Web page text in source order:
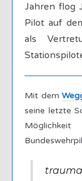
Jahren flog
Pilot auf
als
Mit dem
seine letzte